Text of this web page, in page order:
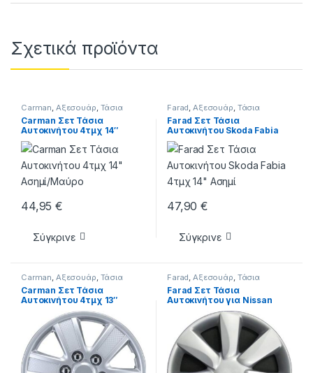
Σχετικά προϊόντα
Carman, Αξεσουάρ, Τάσια
Carman Σετ Τάσια
Αυτοκινήτου 4τμχ 14″
Ασημί/Μαύρο
44,95€
Σύγκρινε
Farad,Αξεσουάρ, Τάσια
Farad Σετ Τάσια
Αυτοκινήτου Skoda Fabia
4τμχ 14″ Ασημί
47,90€
Σύγκρινε
Carman, Αξεσουάρ, Τάσια
Carman Σετ Τάσια
Αυτοκινήτου 4τμχ 13″
Farad,Αξεσουάρ, Τάσια
Farad Σετ Τάσια
Αυτοκινήτου για Nissan
Micra 2003 4τμχ 14″ Ασημί